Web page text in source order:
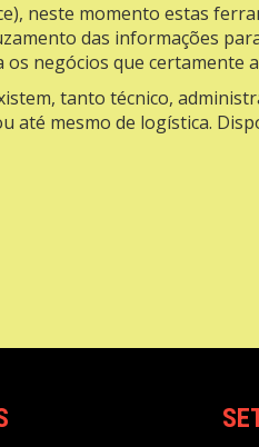
neste momento estas
das informações
negócios que certamente
tanto técnico,
até mesmo de logística.